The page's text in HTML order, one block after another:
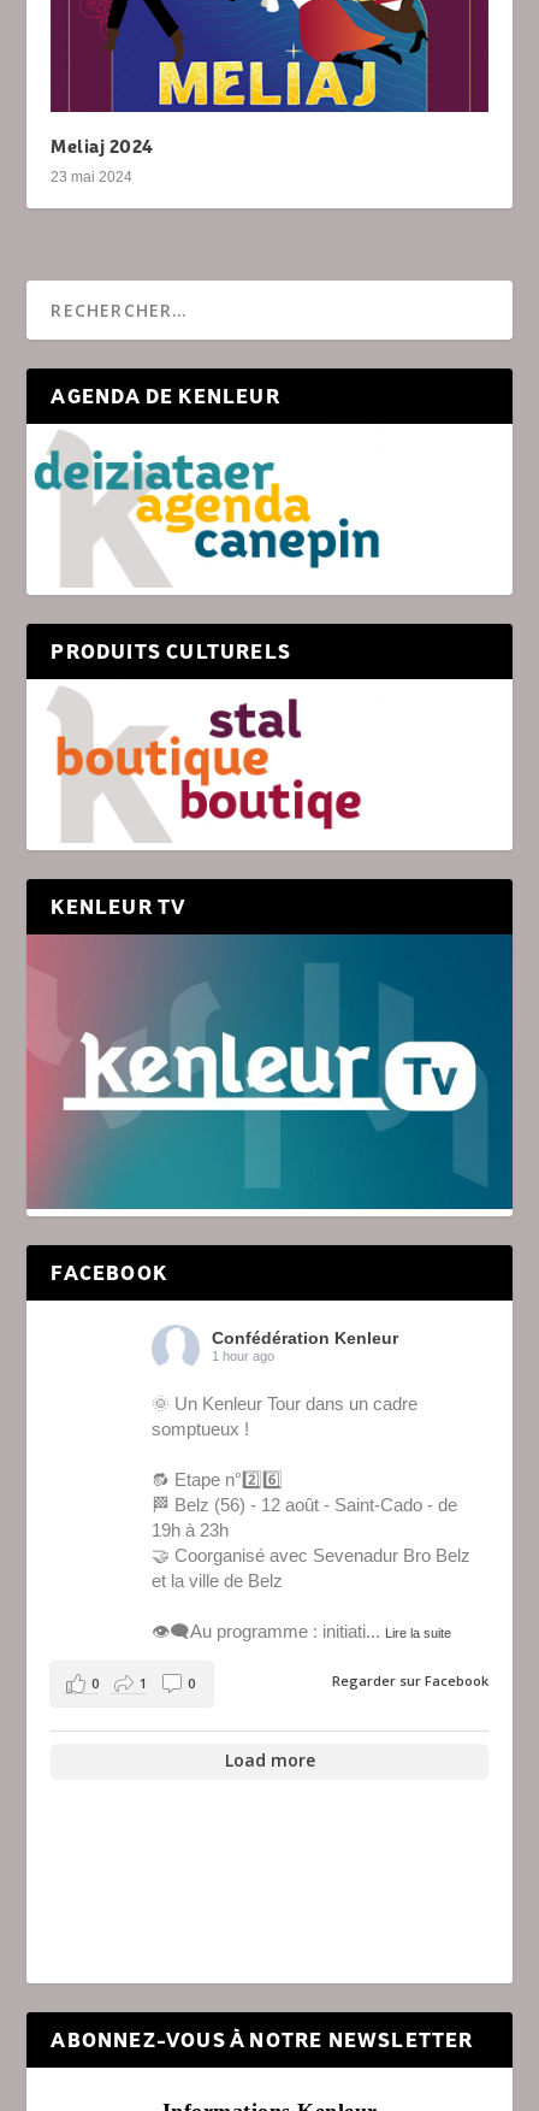
Meliaj 2024
23 mai 2024
AGENDA DE KENLEUR
PRODUITS CULTURELS
KENLEUR TV
FACEBOOK
Confédération Kenleur
1 hour ago
🌞 Un Kenleur Tour dans un cadre
somptueux !
🔂 Etape n°2️⃣6️⃣
🏁 Belz (56) - 12 août - Saint-Cado - de
19h à 23h
🤝 Coorganisé avec Sevenadur Bro Belz
et la ville de Belz
👁️‍🗨️Au programme : initiati... Lire la suite
Regarder sur Facebook
0 1 0
Load more
ABONNEZ-VOUS À NOTRE NEWSLETTER